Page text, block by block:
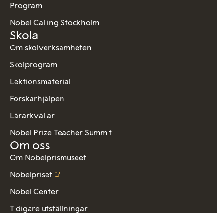
Program
Nobel Calling Stockholm
Skola
Om skolverksamheten
Skolprogram
Lektionsmaterial
Forskarhjälpen
Lärarkvällar
Nobel Prize Teacher Summit
Om oss
Om Nobelprismuseet
Nobelpriset
Nobel Center
Tidigare utställningar